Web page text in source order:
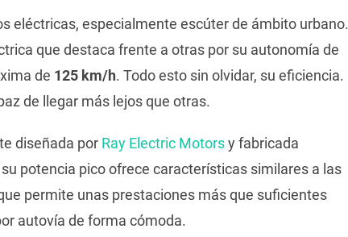
eléctricas, especialmente escúter de ámbito urbano.
que destaca frente a otras por su autonomía de
de 125 km/h. Todo esto sin olvidar, su eficiencia.
de llegar más lejos que otras.
diseñada por Ray Electric Motorsy fabricada
potencia pico ofrece características similares a las
permite unas prestaciones más que suficientes
autovía de forma cómoda.